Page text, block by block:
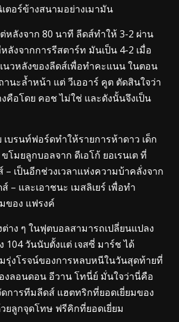
ตอร์ข้างสนามอย่างเมามัน
หลังจาก 80 นาที ลีดส์ทำให้ 3-2 ผ่าน
ลังจากการรีสตาร์ท มันเป็น 4-2 เมื่อ
นวหลังของลีดส์เพื่อทำคะแนน ในตอน
นะล้ำหน้า แต่ วีเออาร์ คูต ตัดสินใจว่า
คือโดย คอช ไม่ใช่ และดังนั้นจึงเป็น
เบรนท์ฟอร์ดทำให้รายการห้าดาว เด็ก
โมยลูกบอลจาก ดีเอโก้ ยอเรนเต ที่
เป็นอีกช่วงเวลาแห่งความบ้าคลั่งจาก
– และเอาชนะ เมสลิเยร์ เพื่อทำ
ของ แฟรงค์
าง ๆ ในฟุตบอลสามารถเปลี่ยนแปลง
104 วันนับตั้งแต่ เจสซี่ มาร์ช ได้
รุ่งโรจน์ของการหลบหนีในวันสุดท้ายที่
งลอนดอน อีวาน โทนี่ย์ มั่นใจว่านี่คือ
การทีมลีดส์ แฮตทริกที่ยอดเยี่ยมของ
ยลูกจุดโทษ ฟรีคิกที่ยอดเยี่ยม